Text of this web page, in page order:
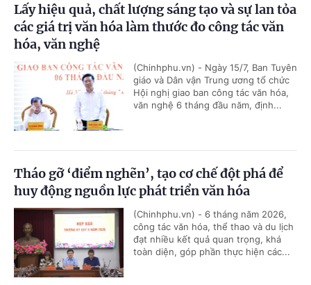
Lấy hiệu quả, chất lượng sáng tạo và sự lan tỏa
các giá trị văn hóa làm thước đo công tác văn
hóa, văn nghệ
(Chinhphu.vn) - Ngày 15/7, Ban Tuyên
giáo và Dân vận Trung ương tổ chức
Hội nghị giao ban công tác văn hóa,
văn nghệ 6 tháng đầu năm, định...
Tháo gỡ ‘điểm nghẽn’, tạo cơ chế đột phá để
huy động nguồn lực phát triển văn hóa
(Chinhphu.vn) - 6 tháng năm 2026,
công tác văn hóa, thể thao và du lịch
đạt nhiều kết quả quan trọng, khá
toàn diện, góp phần thực hiện các...